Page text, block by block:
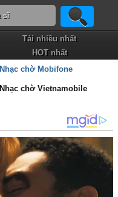
Tải nhiều nhất
HOT nhất
Nhạc chờ Mobifone
Nhạc chờ Vietnamobile